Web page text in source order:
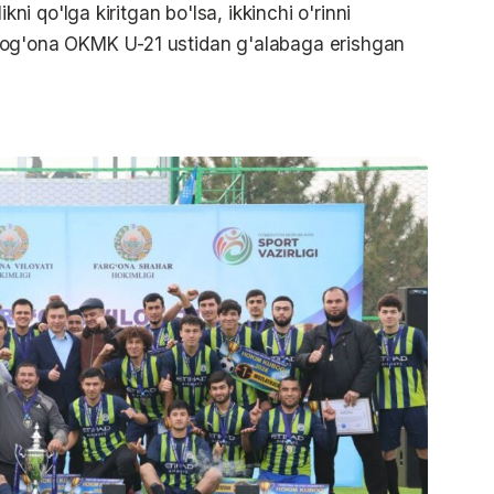
qo'lga kiritgan bo'lsa, ikkinchi o'rinni
OKMK U-21 ustidan g'alabaga erishgan